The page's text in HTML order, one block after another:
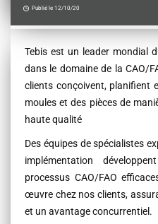
Publié le 12/10/20
Contenu
Tebis est un leader mondial
dans le domaine de la CAO/
clients conçoivent, planifient
moules et des pièces de
haute qualité
Des équipes de spécialistes
implémentation
processus CAO/FAO
œuvre chez nos clients,
et un avantage concurrentiel.